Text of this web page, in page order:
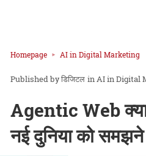
Homepage AI in Digital Marketing
डिजिटल inAI in Digital
Agentic Web
नई दुनिया को समझने